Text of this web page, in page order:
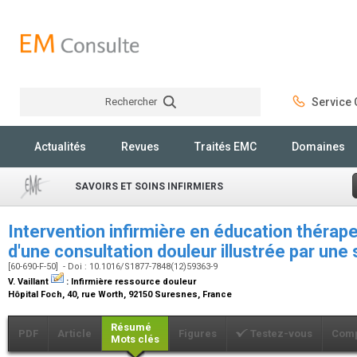
Rechercher Service
Actualités Revues Traités EMC Domaines
SAVOIRS ET SOINS INFIRMIERS
Intervention infirmière en éducation
d'une consultation douleur illustrée par
[60-690-F-50] - Doi : 10.1016/S1877-7848(12)59363-9
V. Vaillant
: Infirmière ressource douleur
Hôpital Foch, 40, rue Worth, 92150 Suresnes, France
PDF Article
Résumé
Mots clés
Figures Testez-vous